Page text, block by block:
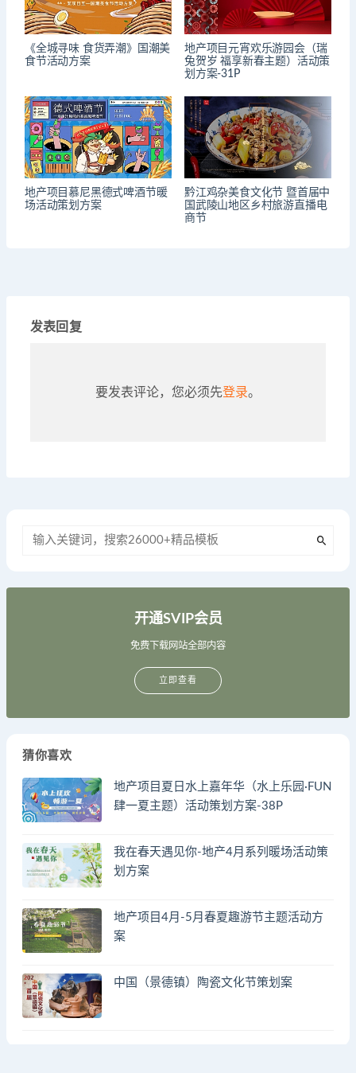
《全城寻味 食货弄潮》国潮美
食节活动方案
地产项目元宵欢乐游园会（瑞
兔贺岁 福享新春主题）活动策
划方案-31P
地产项目慕尼黑德式啤酒节暖
场活动策划方案
黔江鸡杂美食文化节 暨首届中
国武陵山地区乡村旅游直播电
商节
发表回复
要发表评论，您必须先登录。
开通SVIP会员
免费下载网站全部内容
立即查看
猜你喜欢
地产项目夏日水上嘉年华（水上乐园·FUN
肆一夏主题）活动策划方案-38P
我在春天遇见你-地产4月系列暖场活动策
划方案
地产项目4月-5月春夏趣游节主题活动方
案
中国（景德镇）陶瓷文化节策划案